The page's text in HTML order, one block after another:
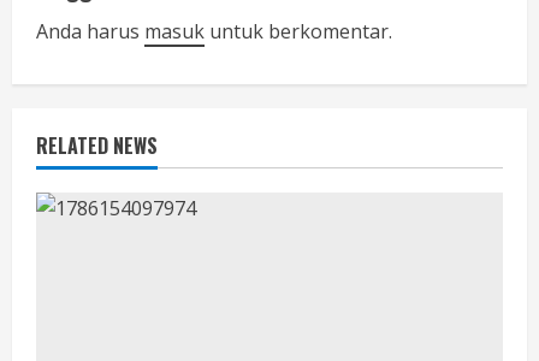
e
R
e
a
Anda harus masuk untuk berkomentar.
RELATED NEWS